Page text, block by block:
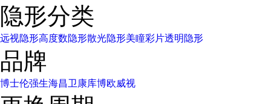
隐形分类
远视隐形高度数隐形散光隐形美瞳彩片透明隐形
品牌
博士伦强生海昌卫康库博欧威视